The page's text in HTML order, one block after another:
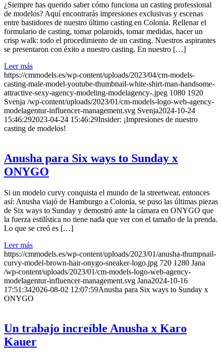
¿Siempre has querido saber cómo funciona un casting professional
de modelos? Aquí encontrarás impresiones exclusivas y escenas
entre bastidores de nuestro último casting en Colonia. Rellenar el
formulario de casting, tomar polaroids, tomar medidas, hacer un
crisp walk: todo el procedimiento de un casting. Nuestros aspirantes
se presentaron con éxito a nuestro casting. En nuestro […]
Leer más
https://cmmodels.es/wp-content/uploads/2023/04/cm-models-
casting-male-model-youtube-thumbnail-white-shirt-man-handsome-
attractive-sexy-agency-modeling-modelagency-.jpeg 1080 1920
Svenja /wp-content/uploads/2023/01/cm-models-logo-web-agency-
modelagentur-influencer-management.svg Svenja2024-10-24
15:46:292023-04-24 15:46:29Insider: ¡Impresiones de nuestro
casting de modelos!
Anusha para Six ways to Sunday x
ONYGO
Si un modelo curvy conquista el mundo de la streetwear, entonces
así: Anusha viajó de Hamburgo a Colonia, se puso las últimas piezas
de Six ways to Sunday y demostró ante la cámara en ONYGO que
la fuerza estilística no tiene nada que ver con el tamaño de la prenda.
Lo que se creó es […]
Leer más
https://cmmodels.es/wp-content/uploads/2023/01/anusha-thumpnail-
curvy-model-brown-hair-onygo-sneaker-logo.jpg 720 1280 Jana
/wp-content/uploads/2023/01/cm-models-logo-web-agency-
modelagentur-influencer-management.svg Jana2024-10-16
17:51:342026-08-02 12:07:59Anusha para Six ways to Sunday x
ONYGO
Un trabajo increíble Anusha x Karo
Kauer